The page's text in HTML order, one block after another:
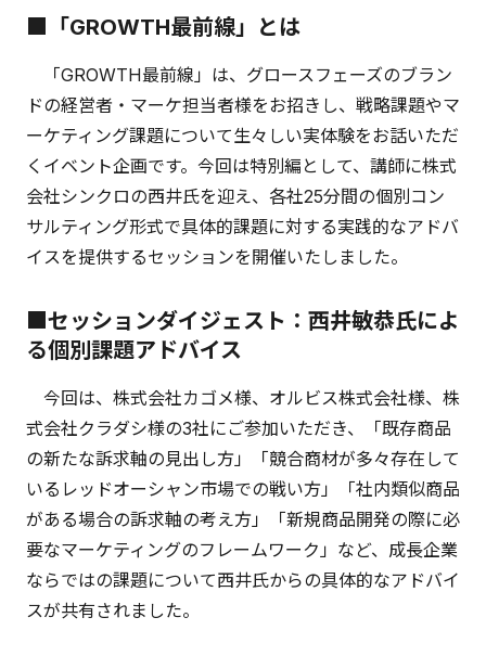
■「GROWTH最前線」とは
「GROWTH最前線」は、グロースフェーズのブラン
ドの経営者・マーケ担当者様をお招きし、戦略課題やマ
ーケティング課題について生々しい実体験をお話いただ
くイベント企画です。今回は特別編として、講師に株式
会社シンクロの西井氏を迎え、各社25分間の個別コン
サルティング形式で具体的課題に対する実践的なアドバ
イスを提供するセッションを開催いたしました。
■セッションダイジェスト：西井敏恭氏によ
る個別課題アドバイス
今回は、株式会社カゴメ様、オルビス株式会社様、株
式会社クラダシ様の3社にご参加いただき、「既存商品
の新たな訴求軸の見出し方」「競合商材が多々存在して
いるレッドオーシャン市場での戦い方」「社内類似商品
がある場合の訴求軸の考え方」「新規商品開発の際に必
要なマーケティングのフレームワーク」など、成長企業
ならではの課題について西井氏からの具体的なアドバイ
スが共有されました。